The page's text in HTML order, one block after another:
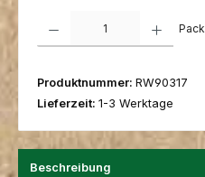
Pack
Produktnummer: RW90317
Lieferzeit: 1-3 Werktage
Beschreibung